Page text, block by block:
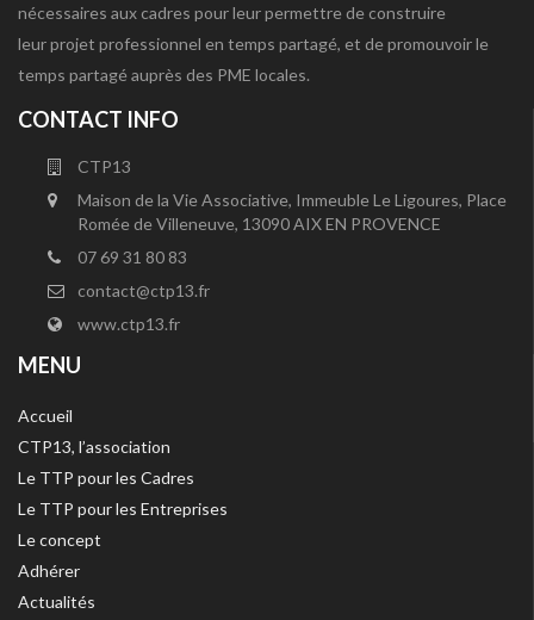
nécessaires aux cadres pour leur permettre de construire
leur projet professionnel en temps partagé, et de promouvoir le
temps partagé auprès des PME locales.
CONTACT INFO
CTP13
Maison de la Vie Associative, Immeuble Le Ligoures, Place
Romée de Villeneuve, 13090 AIX EN PROVENCE
07 69 31 80 83
contact@ctp13.fr
www.ctp13.fr
MENU
Accueil
CTP13, l’association
Le TTP pour les Cadres
Le TTP pour les Entreprises
Le concept
Adhérer
Actualités